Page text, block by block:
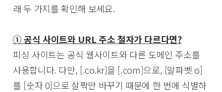
래 두 가지를 확인해 보세요.
① 공식 사이트와 URL 주소 철자가 다르다면?
피싱 사이트는 공식 웹사이트와 다른 도메인 주소를
사용합니다. 다만, [.co.kr]을 [.com]으로, [알파벳 o]
를 [숫자 0]으로 살짝만 바꾸기 때문에 한 번에 식별하